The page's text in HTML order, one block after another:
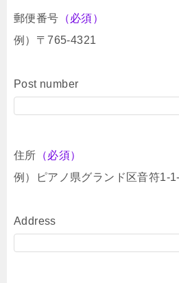
郵便番号 （必須）
例）〒765-4321
Post number
住所 （必須）
例）ピアノ県グランド区音符1-
Address